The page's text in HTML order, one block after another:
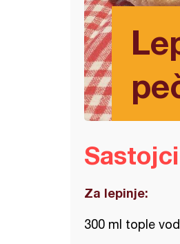
Sastojci
Za lepinje:
300 ml tople